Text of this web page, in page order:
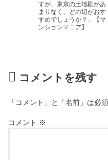
すが、東京の土地勘があ
まりなく、どの辺がおす
すめでしょうか？」【マ
ンションマニア】
コメントを残す
「コメント」と「名前」は必
コメント ※